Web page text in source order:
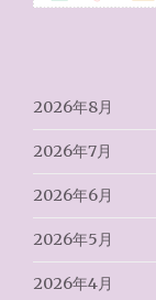
2026年8月
2026年7月
2026年6月
2026年5月
2026年4月